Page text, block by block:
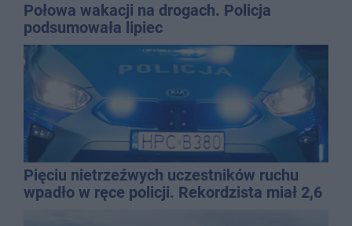
Połowa wakacji na drogach. Policja
podsumowała lipiec
Pięciu nietrzeźwych uczestników ruchu
wpadło w ręce policji. Rekordzista miał 2,6